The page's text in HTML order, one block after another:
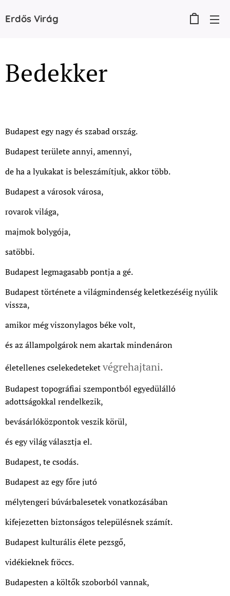
Erdős Virág
Bedekker
Budapest egy nagy és szabad ország.
Budapest területe annyi, amennyi,
de ha a lyukakat is beleszámítjuk, akkor több.
Budapest a városok városa,
rovarok világa,
majmok bolygója,
satöbbi.
Budapest legmagasabb pontja a gé.
Budapest története a világmindenség keletkezéséig nyúlik
vissza,
amikor még viszonylagos béke volt,
és az állampolgárok nem akartak mindenáron
életellenes cselekedeteketvégrehajtani.
Budapest topográfiai szempontból egyedülálló
adottságokkal rendelkezik,
bevásárlóközpontok veszik körül,
és egy világ választja el.
Budapest, te csodás.
Budapest az egy főre jutó
mélytengeri búvárbalesetek vonatkozásában
kifejezetten biztonságos településnek számít.
Budapest kulturális élete pezsgő,
vidékieknek fröccs.
Budapesten a költők szoborból vannak,